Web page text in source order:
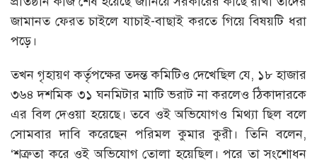
জামানত ফেরত চাইলে যাচাই-বাছাই করতে গিয়ে বিষয়টি ধরা
পড়ে।
তখন গৃহায়ণ কর্তৃপক্ষের তদন্ত কমিটিও দেখেছিল যে, ১৮ হাজার
৩৬৪ দশমিক ৩১ ঘনমিটার মাটি ভরাট না করলেও ঠিকাদারকে
এর বিল দেওয়া হয়েছে। তবে ওই অভিযোগও মিথ্যা ছিল বলে
সোমবার দাবি করেছেন পরিমল কুমার কুরী। তিনি বলেন,
‘শত্রুতা করে ওই অভিযোগ তোলা হয়েছিল। পরে তা সংশোধন